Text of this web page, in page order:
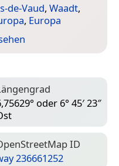
de-Vaud, Waadt,
, Europa
oder 6° 45′ 23″
ID
236661252